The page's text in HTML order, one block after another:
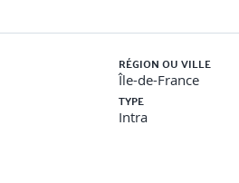
RÉGION OU VILLE
Île-de-France
TYPE
Intra